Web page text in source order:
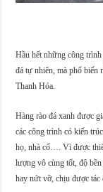
Hầu hết những công
đá tự nhiên, mà phổ biến
Thanh Hóa.
Hàng rào đá xanh được
các công trình có kiến
họ, nhà cổ…. Vì được
lượng vô cùng tốt, độ
hay nứt vỡ, chịu được tác